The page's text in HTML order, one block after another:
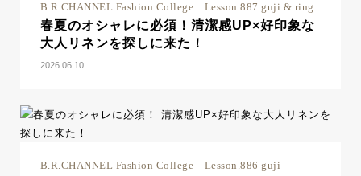
B.R.CHANNEL Fashion College Lesson.887 guji & ring
春夏のオシャレに必須！清潔感UP×好印象な
大人リネンを探しに来た！
2026.06.10
B.R.CHANNEL Fashion College Lesson.886 guji